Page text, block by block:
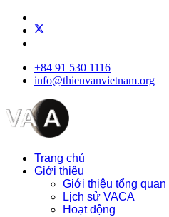
+84 91 530 1116
info@thienvanvietnam.org
Trang chủ
Giới thiệu
Giới thiệu tổng quan
Lịch sử VACA
Hoạt động